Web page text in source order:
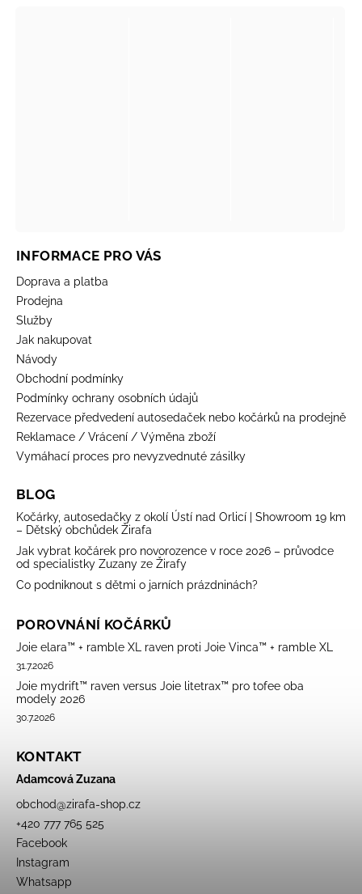
INFORMACE PRO VÁS
Doprava a platba
Prodejna
Služby
Jak nakupovat
Návody
Obchodní podmínky
Podmínky ochrany osobních údajů
Rezervace předvedení autosedaček nebo kočárků na prodejně
Reklamace / Vrácení / Výměna zboží
Vymáhací proces pro nevyzvednuté zásilky
BLOG
Kočárky, autosedačky z okolí Ústí nad Orlicí | Showroom 19 km
– Dětský obchůdek Žirafa
Jak vybrat kočárek pro novorozence v roce 2026 – průvodce
od specialistky Zuzany ze Žirafy
Co podniknout s dětmi o jarních prázdninách?
POROVNÁNÍ KOČÁRKŮ
Joie elara™ + ramble XL raven proti Joie Vinca™ + ramble XL
31.7.2026
Joie mydrift™ raven versus Joie litetrax™ pro tofee oba
modely 2026
30.7.2026
KONTAKT
Adamcová Zuzana
obchod@zirafa-shop.cz
+420 777 765 525
Facebook
Instagram
Whatsapp